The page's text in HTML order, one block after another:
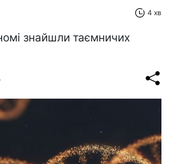
4 хв
знайшли таємничих